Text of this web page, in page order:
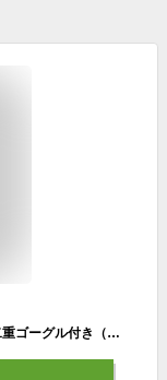
GREEN DEVIL 作業用安全ヘルメット 白/黒/緑 二重ゴーグル付き（電気メッキ銀ゴーグル＋クリアゴーグル） 軽量 高通気性 ABS 製 耐衝撃性 夜光反射 林業・建設・産業・職人仕事向け 防護帽 工業用保護ヘルメット EN397 & EN166 認証